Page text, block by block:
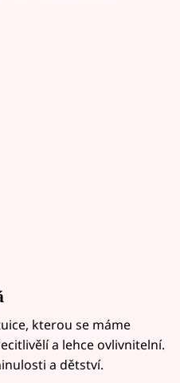
kterou se máme
a lehce ovlivnitelní.
a dětství.